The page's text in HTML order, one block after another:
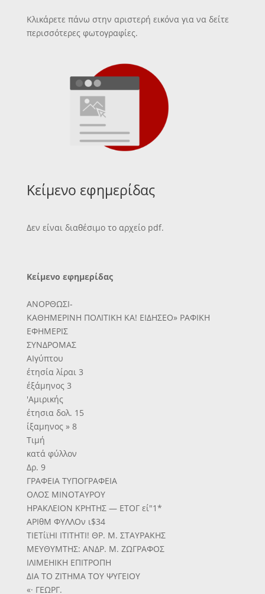
Κλικάρετε πάνω στην αριστερή εικόνα για να δείτε
περισσότερες φωτογραφίες.
Κείμενο εφημερίδας
Δεν είναι διαθέσιμο το αρχείο pdf.
Κείμενο εφημερίδας
ΑΝΟΡΘΩΣΙ-
ΚΑΘΗΜΕΡΙΝΗ ΠΟΛΙΤΙΚΗ ΚΑ! ΕΙΔΗΣΕΟ» ΡΑΦΙΚΗ
ΕΦΗΜΕΡΙΣ
ΣΥΝΔΡΟΜΑΣ
ΑΙγύπτου
έτησία λίραι 3
έξάμηνος 3
'Αμιρικής
έτησια δολ. 15
ίξαμηνος » 8
Τιμή
κατά φύλλον
Δρ. 9
ΓΡΑΦΕΙΑ ΤΥΠΟΓΡΑΦΕΙΑ
ΟΛΟΣ ΜΙΝΟΤΑΥΡΟΥ
ΗΡΑΚΛΕΙΟΝ ΚΡΗΤΗΣ — ΕΤΟΓ εί"1*
ΑΡΙθΜ ΦΥΛΛΟν ι$34
ΤΙΕΤίϊΗΙ ΙΤΙΤΗΤΙ! ΘΡ. Μ. ΣΤΑΥΡΑΚΗΣ
ΜΕΥΘΥΜΤΗΣ: ΑΝΔΡ. Μ. ΖΩΓΡΑΦΟΣ
ΙΛΙΜΕΗΙΚΗ ΕΠΙΤΡΟΠΗ
ΔΙΑ ΤΟ ΖΙΤΗΜΑ ΤΟΥ ΨΥΓΕΙΟΥ
«· ΓΕΩΡΓ.